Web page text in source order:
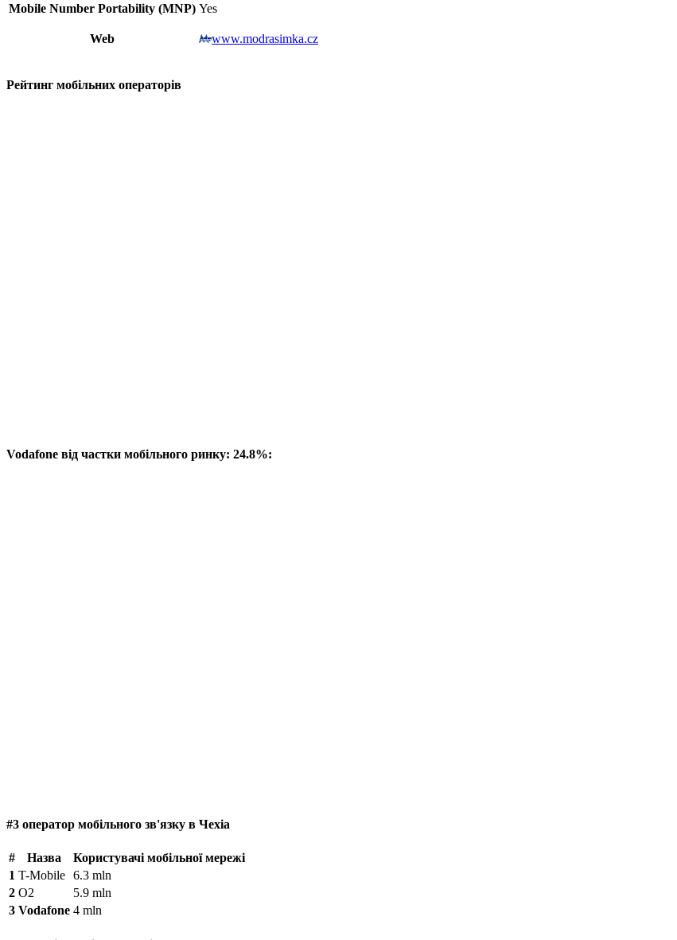
Mobile Number Portability (MNP) Yes
Web www.modrasimka.cz
Рейтинг мобільних операторів
Vodafone від частки мобільного ринку: 24.8%:
#3 оператор мобільного зв'язку в Чехіа
# Назва
Користувачі мобільної мережі
1 T-Mobile 6.3 mln
2 O2
5.9 mln
3 Vodafone 4 mln